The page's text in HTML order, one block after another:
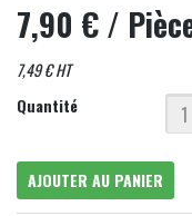
7,90 €/
7,49 € HT
Quantité
AJOUTER AU PANIER